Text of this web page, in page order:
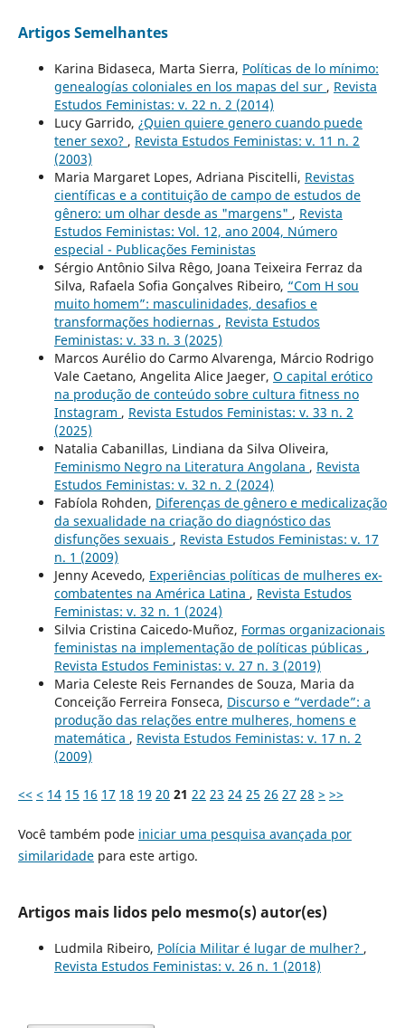
Artigos Semelhantes
Karina Bidaseca, Marta Sierra, Políticas de lo mínimo:
genealogías coloniales en los mapas del sur , Revista
Estudos Feministas: v. 22 n. 2 (2014)
Lucy Garrido, ¿Quien quiere genero cuando puede
tener sexo? , Revista Estudos Feministas: v. 11 n. 2
(2003)
Maria Margaret Lopes, Adriana Piscitelli, Revistas
científicas e a contituição de campo de estudos de
gênero: um olhar desde as "margens" , Revista
Estudos Feministas: Vol. 12, ano 2004, Número
especial - Publicações Feministas
Sérgio Antônio Silva Rêgo, Joana Teixeira Ferraz da
Silva, Rafaela Sofia Gonçalves Ribeiro, “Com H sou
muito homem”: masculinidades, desafios e
transformações hodiernas , Revista Estudos
Feministas: v. 33 n. 3 (2025)
Marcos Aurélio do Carmo Alvarenga, Márcio Rodrigo
Vale Caetano, Angelita Alice Jaeger, O capital erótico
na produção de conteúdo sobre cultura fitness no
Instagram , Revista Estudos Feministas: v. 33 n. 2
(2025)
Natalia Cabanillas, Lindiana da Silva Oliveira,
Feminismo Negro na Literatura Angolana , Revista
Estudos Feministas: v. 32 n. 2 (2024)
Fabíola Rohden, Diferenças de gênero e medicalização
da sexualidade na criação do diagnóstico das
disfunções sexuais , Revista Estudos Feministas: v. 17
n. 1 (2009)
Jenny Acevedo, Experiências políticas de mulheres ex-
combatentes na América Latina , Revista Estudos
Feministas: v. 32 n. 1 (2024)
Silvia Cristina Caicedo-Muñoz, Formas organizacionais
feministas na implementação de políticas públicas ,
Revista Estudos Feministas: v. 27 n. 3 (2019)
Maria Celeste Reis Fernandes de Souza, Maria da
Conceição Ferreira Fonseca, Discurso e “verdade”: a
produção das relações entre mulheres, homens e
matemática , Revista Estudos Feministas: v. 17 n. 2
(2009)
<< < 14 15 16 17 18 19 20 21 22 23 24 25 26 27 28 > >>
Você também pode iniciar uma pesquisa avançada por
similaridadepara este artigo.
Artigos mais lidos pelo mesmo(s) autor(es)
Ludmila Ribeiro, Polícia Militar é lugar de mulher? ,
Revista Estudos Feministas: v. 26 n. 1 (2018)